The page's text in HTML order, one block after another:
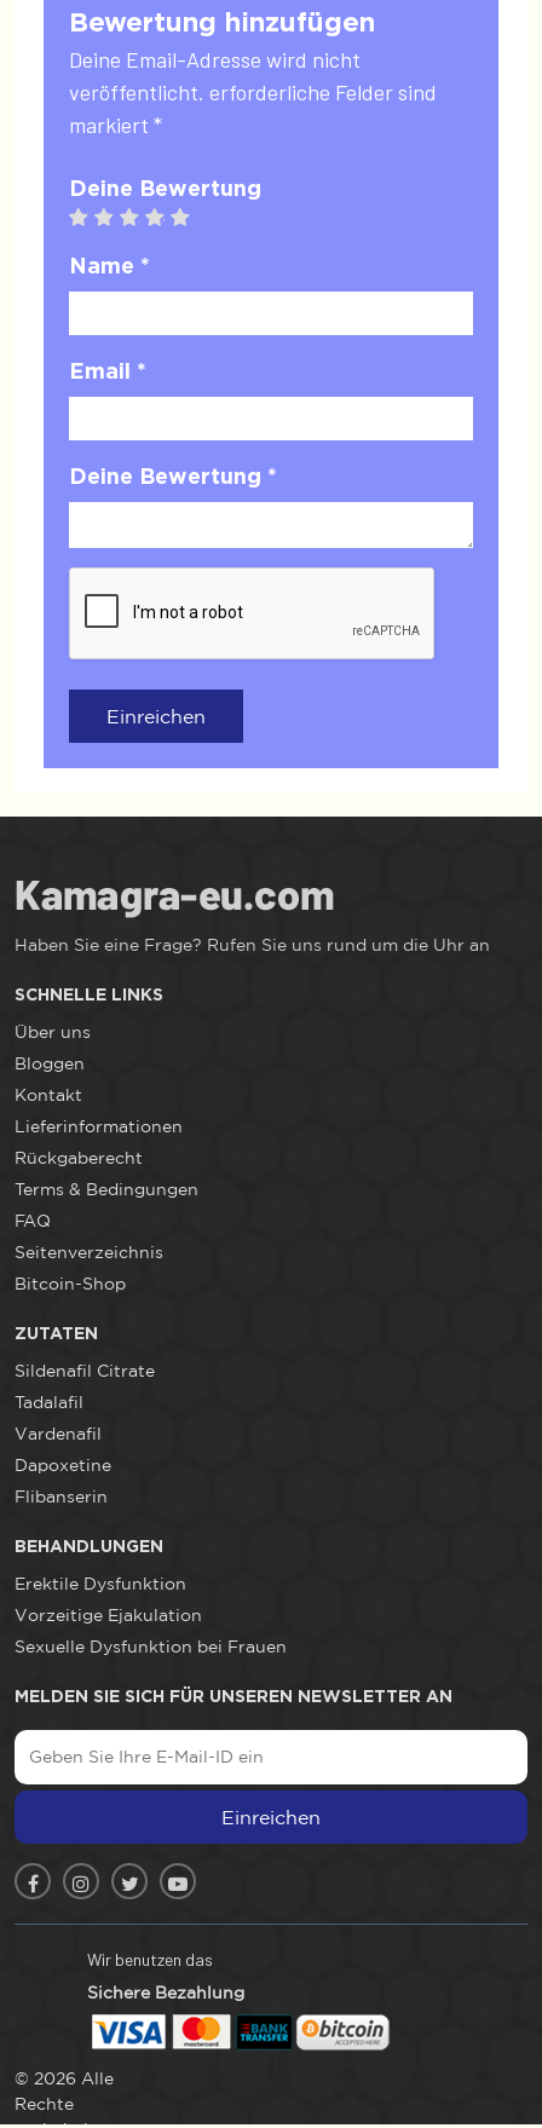
Bewertung hinzufügen
Deine Email-Adresse wird nicht
veröffentlicht. erforderliche Felder sind
markiert *
Deine Bewertung
5 stars
4 stars
3 stars
2 stars
1 star
Name *
Email *
Deine Bewertung *
Einreichen
Haben Sie eine Frage? Rufen Sie uns rund um die Uhr an
SCHNELLE LINKS
Über uns
Bloggen
Kontakt
Lieferinformationen
Rückgaberecht
Terms & Bedingungen
FAQ
Seitenverzeichnis
Bitcoin-Shop
ZUTATEN
Sildenafil Citrate
Tadalafil
Vardenafil
Dapoxetine
Flibanserin
BEHANDLUNGEN
Erektile Dysfunktion
Vorzeitige Ejakulation
Sexuelle Dysfunktion bei Frauen
MELDEN SIE SICH FÜR UNSEREN NEWSLETTER AN
Einreichen
Wir benutzen das
Sichere Bezahlung
© 2026 Alle
Rechte